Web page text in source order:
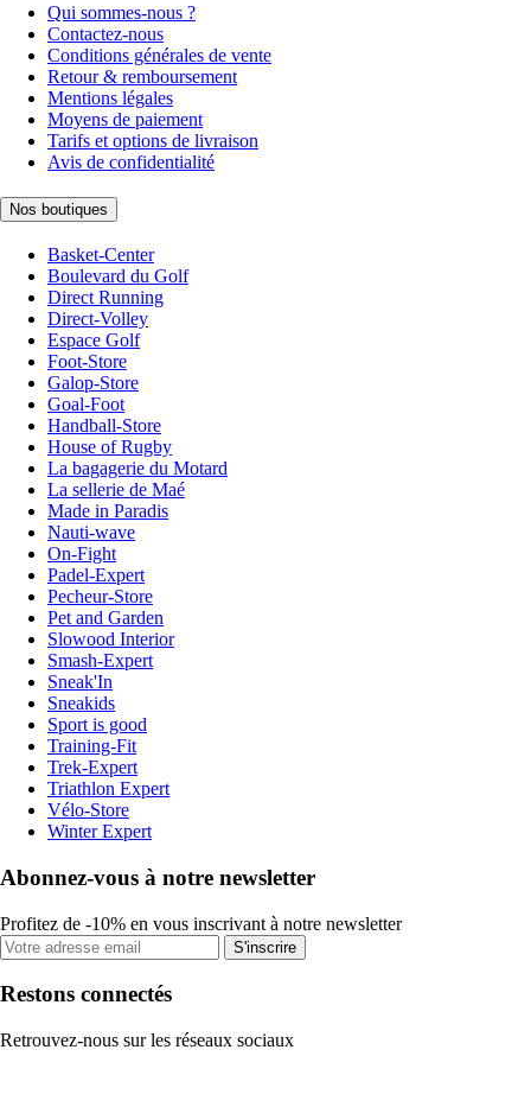
Qui sommes-nous ?
Contactez-nous
Conditions générales de vente
Retour & remboursement
Mentions légales
Moyens de paiement
Tarifs et options de livraison
Avis de confidentialité
Nos boutiques
Basket-Center
Boulevard du Golf
Direct Running
Direct-Volley
Espace Golf
Foot-Store
Galop-Store
Goal-Foot
Handball-Store
House of Rugby
La bagagerie du Motard
La sellerie de Maé
Made in Paradis
Nauti-wave
On-Fight
Padel-Expert
Pecheur-Store
Pet and Garden
Slowood Interior
Smash-Expert
Sneak'In
Sneakids
Sport is good
Training-Fit
Trek-Expert
Triathlon Expert
Vélo-Store
Winter Expert
Abonnez-vous à notre newsletter
Profitez de -10% en vous inscrivant à notre newsletter
S'inscrire
Restons connectés
Retrouvez-nous sur les réseaux sociaux